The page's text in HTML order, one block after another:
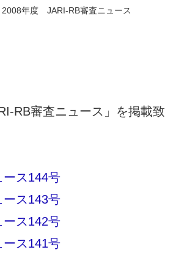
2008年度 JARI-RB審査ニュース
RB審査ニュース」を掲載致
ース144号
ース143号
ース142号
ース141号